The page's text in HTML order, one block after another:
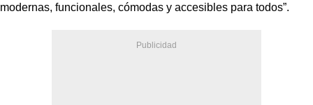
modernas, funcionales, cómodas y accesibles para todos”.